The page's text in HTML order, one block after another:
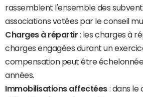
rassemblent l'ensemble des
associations votées par le conseil
Charges à répartir : les charges à
charges engagées durant un
compensation peut être échelonnée
années.
Immobilisations affectées : dans le